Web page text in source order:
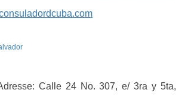
Calle 24 No. 307, e/ 3ra y 5ta,